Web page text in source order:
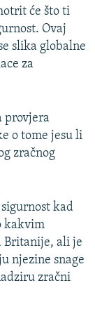
će što ti
Ovaj
slika globalne
za
provjera
o tome jesu li
zračnog
kad
kakvim
Britanije, ali je
njezine snage
zračni